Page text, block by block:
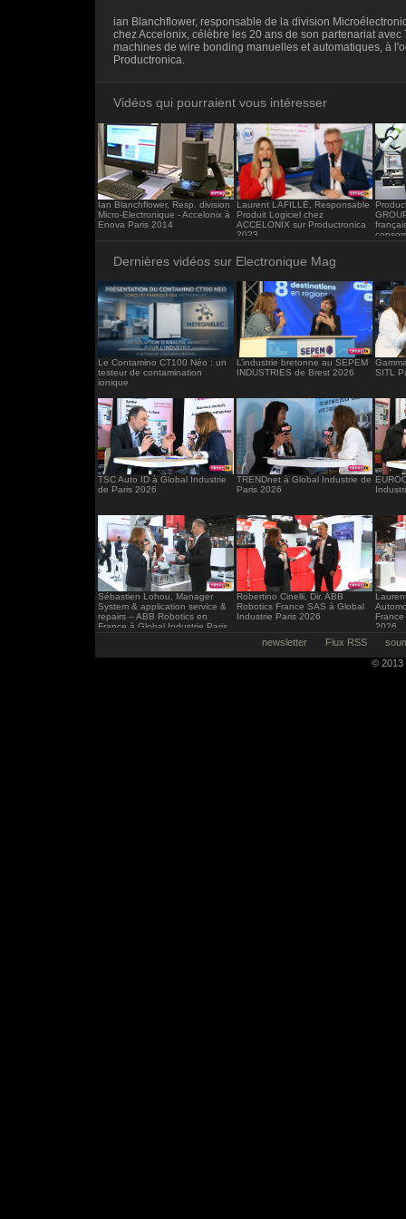
frameborder="0"></iframe>
ian Blanchflower, responsable de la division
chez Accelonix, célèbre les 20 ans de son partenariat avec
machines de wire bonding manuelles et automatiques, à
Productronica.
Vidéos qui pourraient vous intéresser
Ian Blanchflower, Resp. division
Micro-Electronique - Accelonix à
Enova Paris 2014
Laurent LAFILLÉ, Responsable
Produit Logiciel chez
ACCELONIX sur Productronica
2023
Dernières vidéos sur Electronique Mag
Le Contamino CT100 Néo : un
testeur de contamination
ionique
L’industrie bretonne au SEPEM
INDUSTRIES de Brest 2026
SITL
TSC Auto ID à Global Industrie
de Paris 2026
TRENDnet à Global Industrie de
Paris 2026
Sébastien Lohou, Manager
System & application service &
repairs – ABB Robotics en
France à Global Industrie Paris
Robertino Cinelli, Dir. ABB
Robotics France SAS à Global
Industrie Paris 2026
2026
newsletter Flux RSS
© 2013